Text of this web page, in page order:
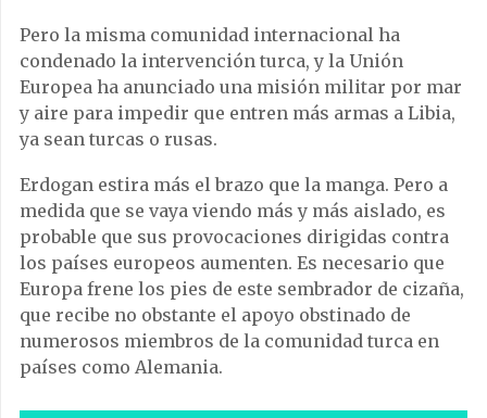
Pero la misma comunidad internacional ha
condenado la intervención turca, y la Unión
Europea ha anunciado una misión militar por mar
y aire para impedir que entren más armas a Libia,
ya sean turcas o rusas.
Erdogan estira más el brazo que la manga. Pero a
medida que se vaya viendo más y más aislado, es
probable que sus provocaciones dirigidas contra
los países europeos aumenten. Es necesario que
Europa frene los pies de este sembrador de cizaña,
que recibe no obstante el apoyo obstinado de
numerosos miembros de la comunidad turca en
países como Alemania.